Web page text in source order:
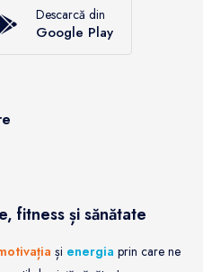
Descarcă din
Google Play
fitness și sănătate
și energia prin care ne